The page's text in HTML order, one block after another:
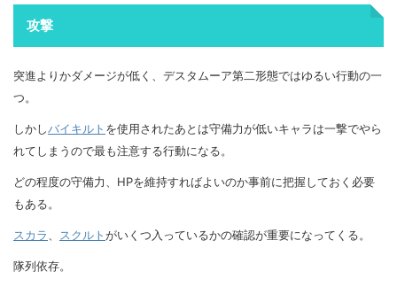
攻撃
突進よりかダメージが低く、デスタムーア第二形態ではゆるい行動の一
つ。
しかしバイキルト を使用されたあとは守備力が低いキャラは一撃でやら
れてしまうので最も注意する行動になる。
どの程度の守備力、HPを維持すればよいのか事前に把握しておく必要
もある。
スカラ スクルトがいくつ入っているかの確認が重要になってくる。
隊列依存。